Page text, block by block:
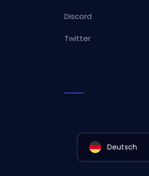
Discord
Twitter
Deutsch